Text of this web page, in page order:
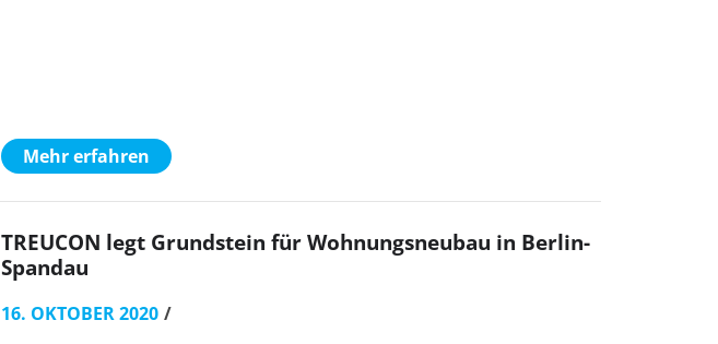
Mehr erfahren
TREUCON legt Grundstein für Wohnungsneubau in Berlin-
Spandau
16. OKTOBER 2020